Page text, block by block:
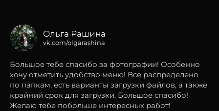
Ольга Рашина
vk.com/olgarashina
Большое тебе спасибо за фотографии! Особенно
хочу отметить удобство меню! Все распределено
по папкам, есть варианты загрузки файлов, а также
крайний срок для загрузки. Большое спасибо!
Желаю тебе побольше интересных работ!